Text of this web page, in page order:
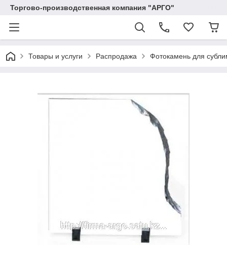
Торгово-производственная компания "АРГО"
Товары и услуги Распродажа Фотокамень для